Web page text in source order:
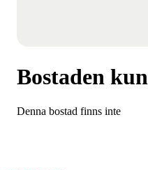
Bostaden
Denna bostad finns inte